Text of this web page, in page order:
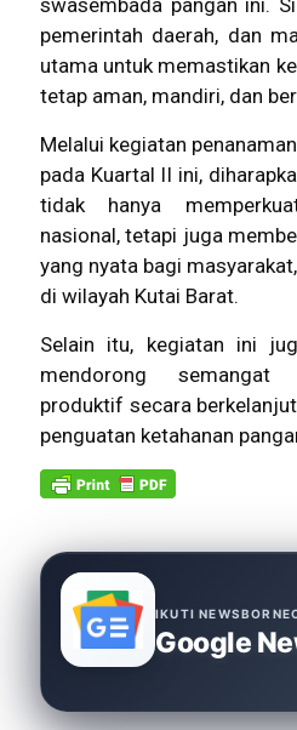
swasembada pangan ini.
pemerintah daerah, dan
utama untuk memastikan
tetap aman, mandiri, dan
Melalui kegiatan
pada Kuartal II ini,
tidak hanya
nasional, tetapi juga
yang nyata bagi
di wilayah Kutai Barat.
Selain itu, kegiatan ini
mendorong semangat
produktif secara
penguatan ketahanan
IKUTI
Google